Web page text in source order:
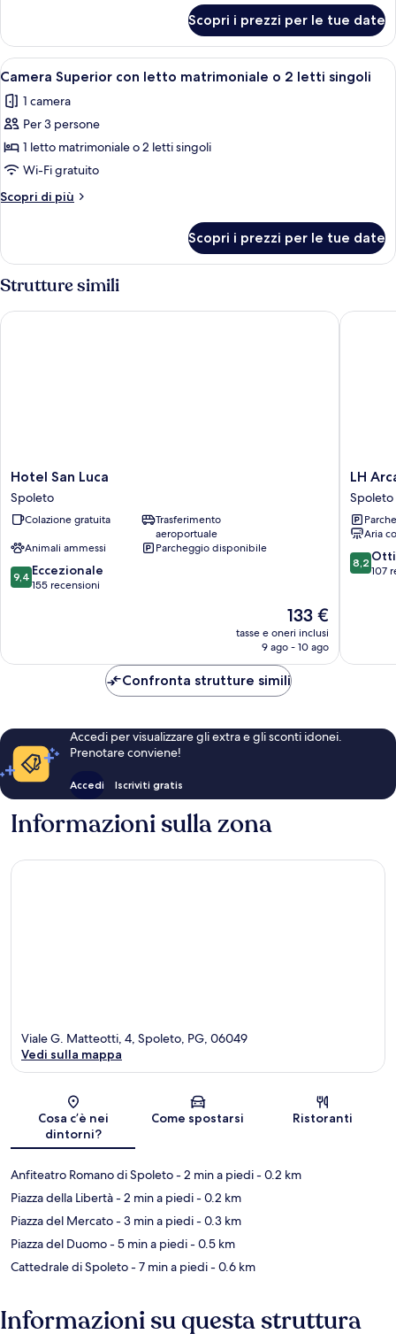
comfort
king
Scopri i prezzi per le tue date
Apri
tutte
le
foto
per
Camera
Superior
con
matrimoniale
o
2
letti
Camera d'albergo con un letto
5
Camera Superior con letto matrimoniale o 2 letti singoli
1 camera
Per 3 persone
1 letto matrimoniale o 2 letti singoli
Wi-Fi gratuito
Scopri di più
Altri
Superior
con
letto
matrimoniale
o
Scopri i prezzi per le tue date
Strutture simili
Hotel
San
Luca
Spoleto
Hotel San Luca
Spoleto
Colazione gratuita
Trasferimento
aeroportuale
Animali ammessi
Parcheggio disponibile
9.4
su
9,4 Eccezionale
155 recensioni
Il
prezzo
attuale
133 €
133 €
tasse e oneri inclusi
9 ago - 10 ago
Hotel San Luca
LH
Arca
Street
Art
Hotel
Spoleto
LH
Spoleto
Aria
8.2
su
8,2
107
LH
Confronta strutture simili
Accedi per visualizzare gli extra e gli sconti idonei.
Prenotare conviene!
Accedi Iscriviti gratis
Informazioni sulla zona
Mappa
Viale G. Matteotti, 4, Spoleto, PG, 06049
Vedi sulla mappa
Cosa c’è nei
dintorni?
Come spostarsi Ristoranti
Anfiteatro Romano di Spoleto- 2 min a piedi- 0.2 km
Piazza della Libertà- 2 min a piedi- 0.2 km
Piazza del Mercato- 3 min a piedi- 0.3 km
Piazza del Duomo- 5 min a piedi- 0.5 km
Cattedrale di Spoleto- 7 min a piedi- 0.6 km
Informazioni su questa struttura